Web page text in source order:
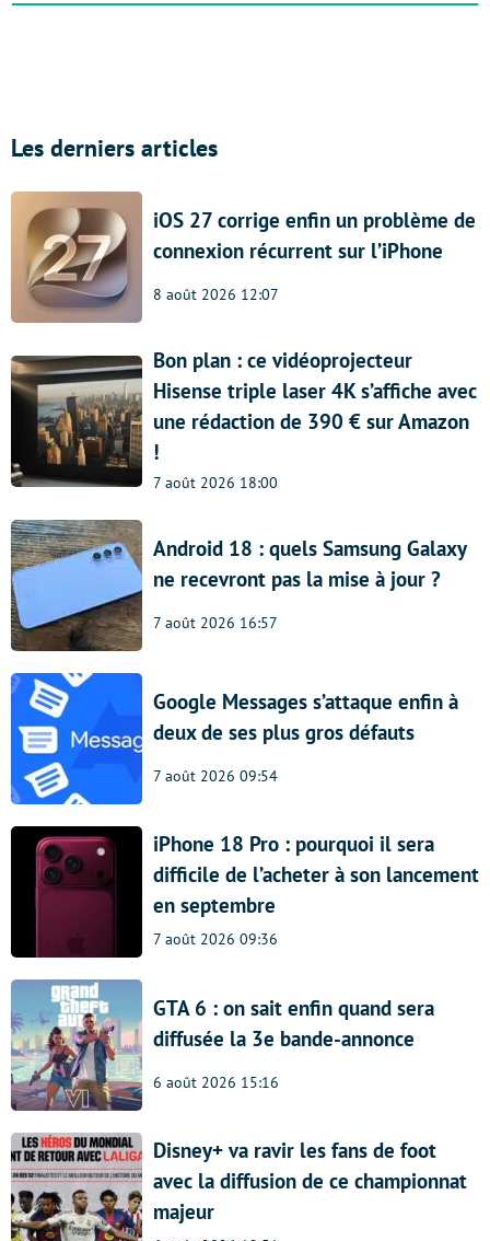
Les derniers articles
iOS 27 corrige enfin un problème de
connexion récurrent sur l’iPhone
8 août 2026 12:07
Bon plan : ce vidéoprojecteur
Hisense triple laser 4K s’affiche avec
une rédaction de 390 € sur Amazon
!
7 août 2026 18:00
Android 18 : quels Samsung Galaxy
ne recevront pas la mise à jour ?
7 août 2026 16:57
Google Messages s’attaque enfin à
deux de ses plus gros défauts
7 août 2026 09:54
iPhone 18 Pro : pourquoi il sera
difficile de l’acheter à son lancement
en septembre
7 août 2026 09:36
GTA 6 : on sait enfin quand sera
diffusée la 3e bande-annonce
6 août 2026 15:16
Disney+ va ravir les fans de foot
avec la diffusion de ce championnat
majeur